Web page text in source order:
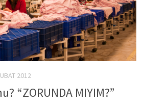
2012
“ZORUNDA MIYIM?”